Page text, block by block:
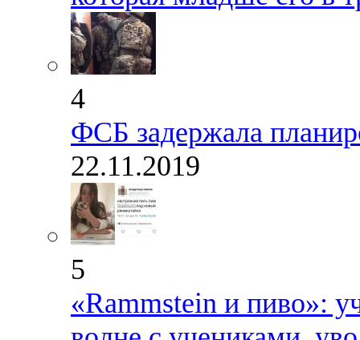
4
ФСБ задержала
22.11.2019
5
«Rammstein и пиво»: